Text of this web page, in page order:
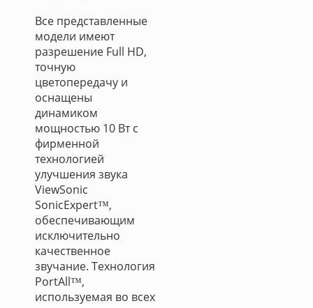
Все представленные
модели имеют
разрешение Full HD,
точную
цветопередачу и
оснащены
динамиком
мощностью 10 Вт с
фирменной
технологией
улучшения звука
ViewSonic
SonicExpert™,
обеспечивающим
исключительно
качественное
звучание. Технология
PortAll™,
используемая во всех